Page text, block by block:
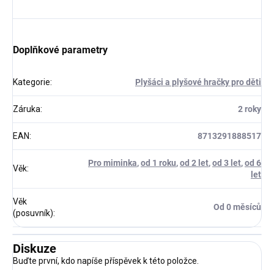
Doplňkové parametry
Kategorie: Plyšáci a plyšové hračky pro děti
Záruka: 2 roky
EAN: 8713291888517
Věk:
Pro miminka,od 1 roku,od 2 let,od 3 let,od 6
let
Věk
(posuvník):
Od 0 měsíců
Diskuze
Buďte první, kdo napíše příspěvek k této položce.